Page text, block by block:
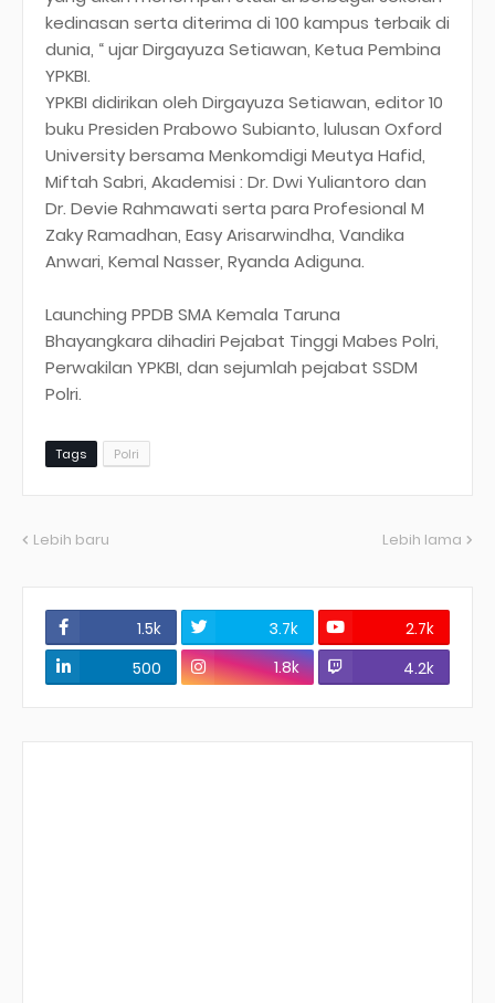
kedinasan serta diterima di 100 kampus terbaik di
dunia, “ ujar Dirgayuza Setiawan, Ketua Pembina
YPKBI.
YPKBI didirikan oleh Dirgayuza Setiawan, editor 10
buku Presiden Prabowo Subianto, lulusan Oxford
University bersama Menkomdigi Meutya Hafid,
Miftah Sabri, Akademisi : Dr. Dwi Yuliantoro dan
Dr. Devie Rahmawati serta para Profesional M
Zaky Ramadhan, Easy Arisarwindha, Vandika
Anwari, Kemal Nasser, Ryanda Adiguna.
Launching PPDB SMA Kemala Taruna
Bhayangkara dihadiri Pejabat Tinggi Mabes Polri,
Perwakilan YPKBI, dan sejumlah pejabat SSDM
Polri.
Tags Polri
Lebih baru Lebih lama
1.5k 3.7k
2.7k
500
1.8k 4.2k